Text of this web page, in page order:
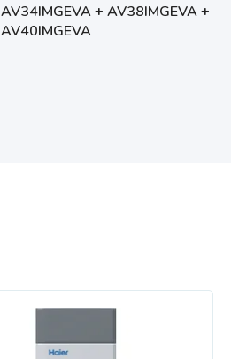
AV34IMGEVA + AV38IMGEVA +
AV40IMGEVA